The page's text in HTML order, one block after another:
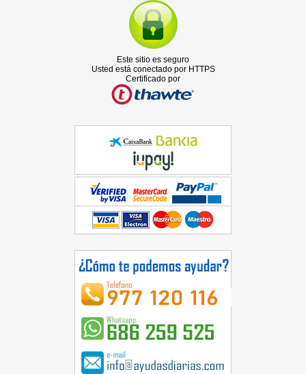
Este sitio es seguro
Usted está conectado por HTTPS
Certificado por